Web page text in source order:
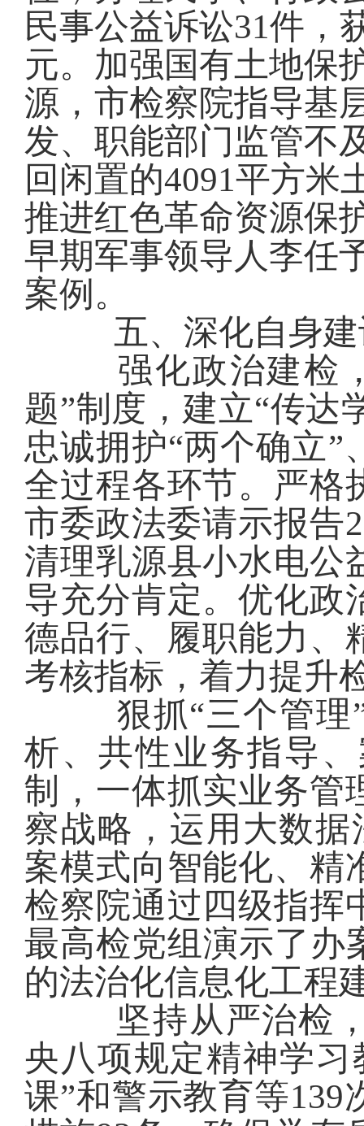
民事公益诉讼31件，
元。加强国有土地保
源，市检察院指导基
发、职能部门监管不
回闲置的4091平方米
推进红色革命资源保
早期军事领导人李任
案例。
五、 深化自身
强化政治建检
题”制度， 建立“传达
忠诚拥护“两个确立”
全过程各环节。 严格
市委政法委请示报告
清理乳源县小水电公
导充分肯定。优化政
德品行、履职能力、
考核指标， 着力提升
狠抓“三个管
析、共性业务指导
制，一体抓实业务管
察战略，运用大数
案模式向智能化、精
检察 院通过四级指挥
最高检党组演示了 办
的法治化信息化工程
坚持从严治检
央八项规定精神学习
课”和警示教育等139